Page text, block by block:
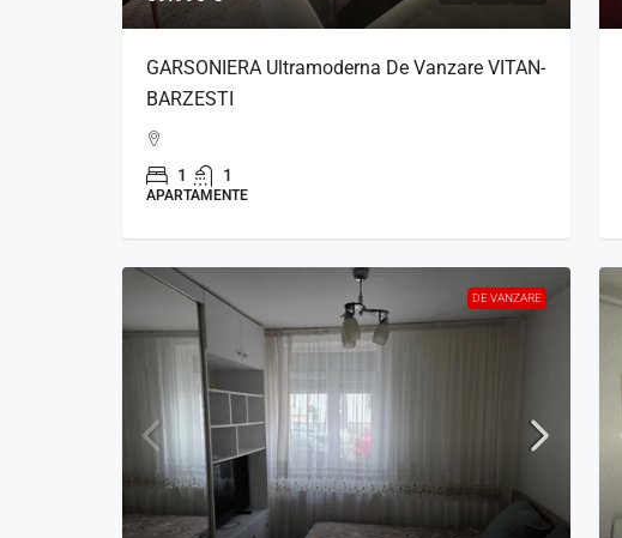
GARSONIERA Ultramoderna De Vanzare VITAN-
BARZESTI
1 1
APARTAMENTE
DE VANZARE